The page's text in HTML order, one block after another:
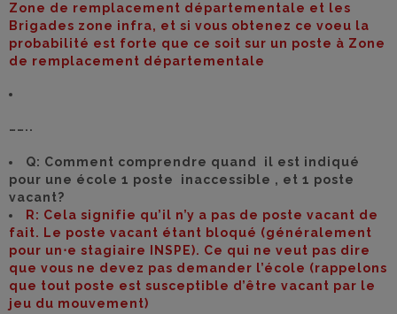
Zone de remplacement départementale et les
Brigades zone infra, et si vous obtenez ce voeu la
probabilité est forte que ce soit sur un poste à Zone
de remplacement départementale
……..
Q: Comment comprendre quand il est indiqué
pour une école 1 poste inaccessible , et 1 poste
vacant?
R: Cela signifie qu’il n’y a pas de poste vacant de
fait. Le poste vacant étant bloqué (généralement
pour un⋅e stagiaire INSPE). Ce qui ne veut pas dire
que vous ne devez pas demander l’école (rappelons
que tout poste est susceptible d’être vacant par le
jeu du mouvement)